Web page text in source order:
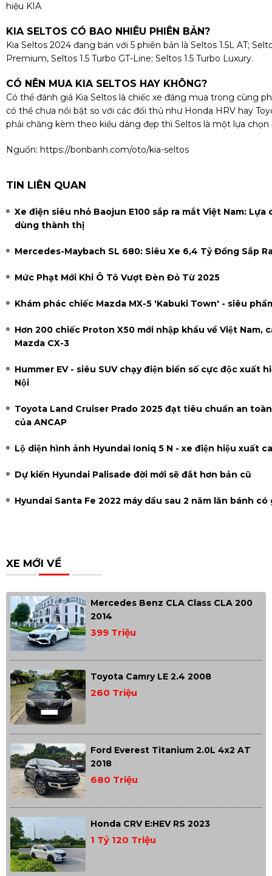
hiệu KIA
KIA SELTOS CÓ BAO NHIÊU PHIÊN BẢN?
Kia Seltos 2024 đang bán với 5 phiên bản là Seltos 1.5L AT;
Premium, Seltos 1.5 Turbo GT-Line; Seltos 1.5 Turbo Luxury.
CÓ NÊN MUA KIA SELTOS HAY KHÔNG?
Có thể đánh giá Kia Seltos là chiếc xe đáng mua trong cùng
có thể chưa nổi bật so với các đối thủ như Honda HRV hay
phải chăng kèm theo kiểu dáng đẹp thì Seltos là một lựa chọn
Nguồn: https://bonbanh.com/oto/kia-seltos
TIN LIÊN QUAN
Xe điện siêu nhỏ Baojun E100 sắp ra mắt Việt Nam:
dùng thành thị
Mercedes-Maybach SL 680: Siêu Xe 6,4 Tỷ Đồng Sắp
Mức Phạt Mới Khi Ô Tô Vượt Đèn Đỏ Từ 2025
Khám phác chiếc Mazda MX-5 'Kabuki Town' - siêu
Hơn 200 chiếc Proton X50 mới nhập khẩu về Việt Nam,
Mazda CX-3
Hummer EV - siêu SUV chạy điện biển số cực độc xuất
Nội
Toyota Land Cruiser Prado 2025 đạt tiêu chuẩn an
của ANCAP
Lộ diện hình ảnh Hyundai Ioniq 5 N - xe điện hiệu xuất
Dự kiến Hyundai Palisade đời mới sẽ đắt hơn bản cũ
Hyundai Santa Fe 2022 máy dầu sau 2 năm lăn bánh
XE MỚI VỀ
Mercedes Benz CLA Class CLA 200
2014
399 Triệu
Toyota Camry LE 2.4 2008
260 Triệu
Ford Everest Titanium 2.0L 4x2 AT
2018
680 Triệu
Honda CRV E:HEV RS 2023
1 Tỷ 120 Triệu